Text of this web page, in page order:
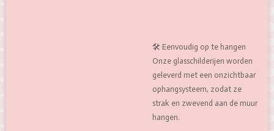
🛠️ Eenvoudig op te hangen
Onze glasschilderijen worden
geleverd met een onzichtbaar
ophangsysteem, zodat ze
strak en zwevend aan de muur
hangen.